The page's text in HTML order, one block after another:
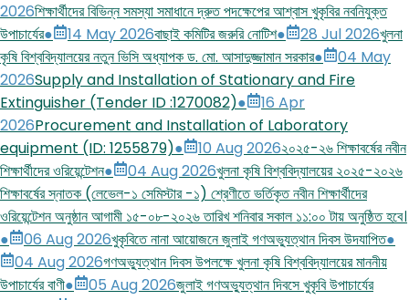
2026শিক্ষার্থীদের বিভিন্ন সমস্যা সমাধানে দ্রুত পদক্ষেপের আশ্বাস খুকৃবির নবনিযুক্ত
উপাচার্যের● 14 May 2026বাছাই কমিটির জরুরি নোটিশ● 28 Jul 2026খুলনা
কৃষি বিশ্ববিদ্যালয়ের নতুন ভিসি অধ্যাপক ড. মো. আসাদুজ্জামান সরকার●
04 May
2026Supply and Installation of Stationary and Fire
Extinguisher (Tender ID :1270082)●
16 Apr
2026Procurement and Installation of Laboratory
equipment (ID: 1255879)● 10 Aug 2026২০২৫-২৬ শিক্ষাবর্ষের নবীন
শিক্ষার্থীদের ওরিয়েন্টেশন● 04 Aug 2026খুলনা কৃষি বিশ্ববিদ্যালয়ের ২০২৫-২০২৬
শিক্ষাবর্ষের স্নাতক (লেভেল-১ সেমিস্টার -১) শ্রেণীতে ভর্তিকৃত নবীন শিক্ষার্থীদের
ওরিয়েন্টেশন অনুষ্ঠান আগামী ১৫-০৮-২০২৬ তারিখ শনিবার সকাল ১১:০০ টায় অনুষ্ঠিত হবে।
●
06 Aug 2026খুকৃবিতে নানা আয়োজনে জুলাই গণঅভ্যুত্থান দিবস উদযাপিত●
04 Aug 2026গণঅভ্যুত্থান দিবস উপলক্ষে খুলনা কৃষি বিশ্ববিদ্যালয়ের মাননীয়
উপাচার্যের বাণী● 05 Aug 2026জুলাই গণঅভ্যুত্থান দিবসে খুকৃবি উপাচার্যের